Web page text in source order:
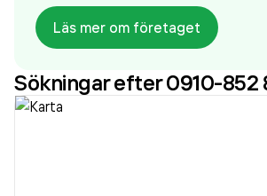
Läs mer om företaget
Sökningar efter 0910-852